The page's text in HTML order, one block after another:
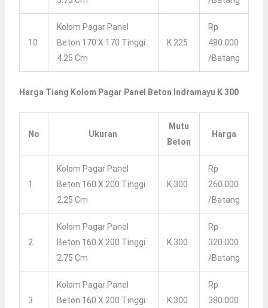
10
Kolom Pagar Panel
Beton 170 X 170 Tinggi :
4.25 Cm
K 225
Rp
480.000
/batang
Harga Tiang Kolom Pagar Panel Beton Indramayu K 300
No Ukuran
Mutu
Beton
Harga
1
Kolom Pagar Panel
Beton 160 X 200 Tinggi :
2.25 Cm
K 300
Rp
260.000
/batang
2
Kolom Pagar Panel
Beton 160 X 200 Tinggi :
2.75 Cm
K 300
Rp
320.000
/batang
3
Kolom Pagar Panel
Beton 160 X 200 Tinggi :
K 300
Rp
380.000